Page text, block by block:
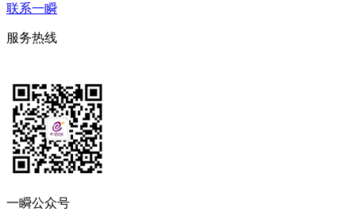
联系一瞬
服务热线
一瞬公众号